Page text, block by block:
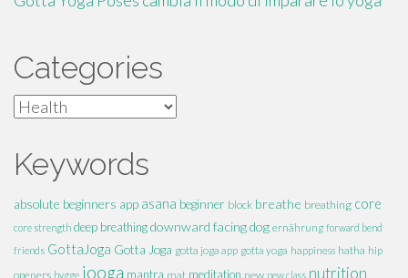
Categories
Categories
Keywords
absolute beginners app asana beginner block breathe breathing core
core strength deep breathingdownward facing dog ernährung forward bend
friends GottaJoga Gotta Joga gotta joga app gotta yoga happiness hatha hip
openers hygge jooga mantra mat meditation new new class nutrition